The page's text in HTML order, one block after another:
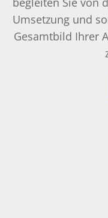
Umsetzung und
Gesamtbild Ihrer